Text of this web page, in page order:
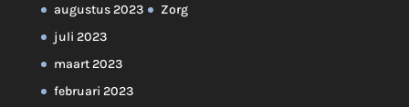
augustus 2023
juli 2023
maart 2023
februari 2023
Zorg